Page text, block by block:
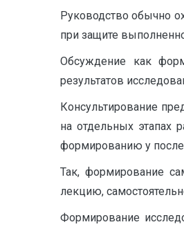
Руководство обычно
при защите
Обсуждение как
результатов
Консультирование
на отдельных этапах
формированию у
Так, формирование
лекцию,
Формирование